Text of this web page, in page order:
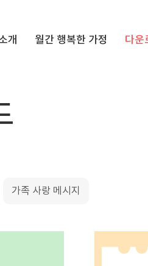
개 월간 행복한 가정 다운
가족 사랑 메시지